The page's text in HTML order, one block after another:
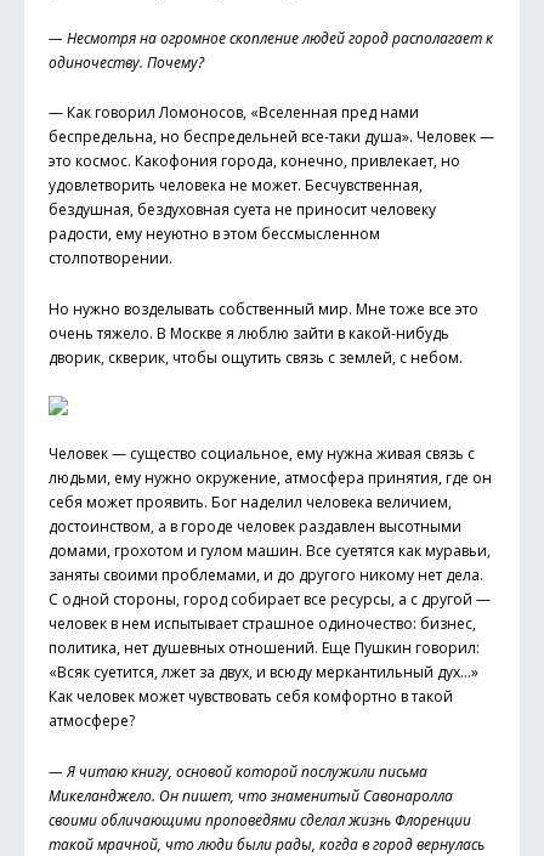
— Несмотря на огромное скопление людей город располагает к
одиночеству. Почему?
— Как говорил Ломоносов, «Вселенная пред нами
беспредельна, но беспредельней все-таки душа». Человек —
это космос. Какофония города, конечно, привлекает, но
удовлетворить человека не может. Бесчувственная,
бездушная, бездуховная суета не приносит человеку
радости, ему неуютно в этом бессмысленном
столпотворении.
Но нужно возделывать собственный мир. Мне тоже все это
очень тяжело. В Москве я люблю зайти в какой-нибудь
дворик, скверик, чтобы ощутить связь с землей, с небом.
Человек — существо социальное, ему нужна живая связь с
людьми, ему нужно окружение, атмосфера принятия, где он
себя может проявить. Бог наделил человека величием,
достоинством, а в городе человек раздавлен высотными
домами, грохотом и гулом машин. Все суетятся как муравьи,
заняты своими проблемами, и до другого никому нет дела.
С одной стороны, город собирает все ресурсы, а с другой —
человек в нем испытывает страшное одиночество: бизнес,
политика, нет душевных отношений. Еще Пушкин говорил:
«Всяк суетится, лжет за двух, и всюду меркантильный дух…»
Как человек может чувствовать себя комфортно в такой
атмосфере?
— Я читаю книгу, основой которой послужили письма
Микеланджело. Он пишет, что знаменитый Савонаролла
своими обличающими проповедями сделал жизнь Флоренции
такой мрачной, что люди были рады, когда в город вернулась